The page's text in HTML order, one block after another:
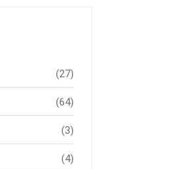
(27)
(64)
(3)
(4)